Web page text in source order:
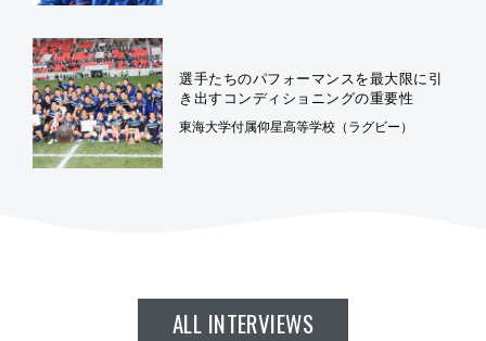
選手たちのパフォーマンスを最大限に引
き出すコンディショニングの重要性
東海大学付属仰星高等学校（ラグビー）
ALL INTERVIEWS